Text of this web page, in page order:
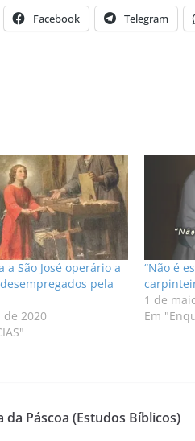
Facebook Telegram
a São José operário a
pela
2020
“Não é
1 de
Em
da Páscoa (Estudos Bíblicos)